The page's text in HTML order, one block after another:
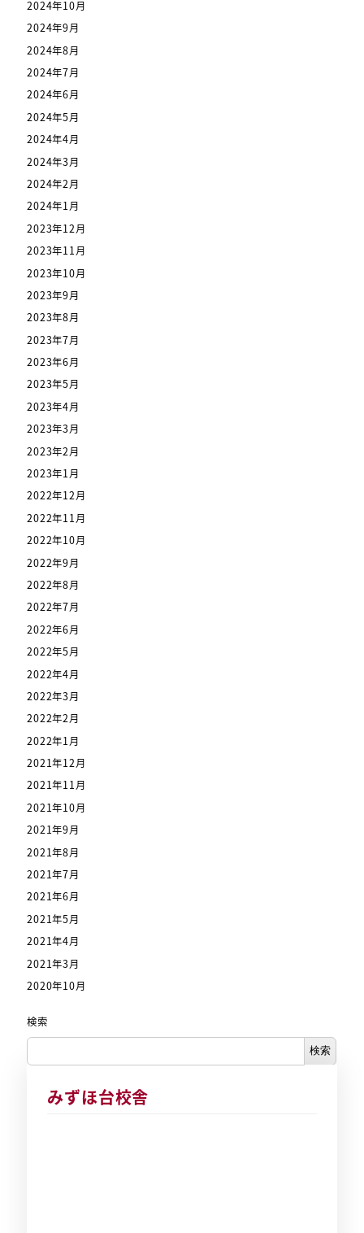
2024年10月
2024年9月
2024年8月
2024年7月
2024年6月
2024年5月
2024年4月
2024年3月
2024年2月
2024年1月
2023年12月
2023年11月
2023年10月
2023年9月
2023年8月
2023年7月
2023年6月
2023年5月
2023年4月
2023年3月
2023年2月
2023年1月
2022年12月
2022年11月
2022年10月
2022年9月
2022年8月
2022年7月
2022年6月
2022年5月
2022年4月
2022年3月
2022年2月
2022年1月
2021年12月
2021年11月
2021年10月
2021年9月
2021年8月
2021年7月
2021年6月
2021年5月
2021年4月
2021年3月
2020年10月
検索
検索
みずほ台校舎